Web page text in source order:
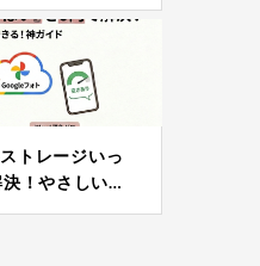
トレージいっ
！やさしい…